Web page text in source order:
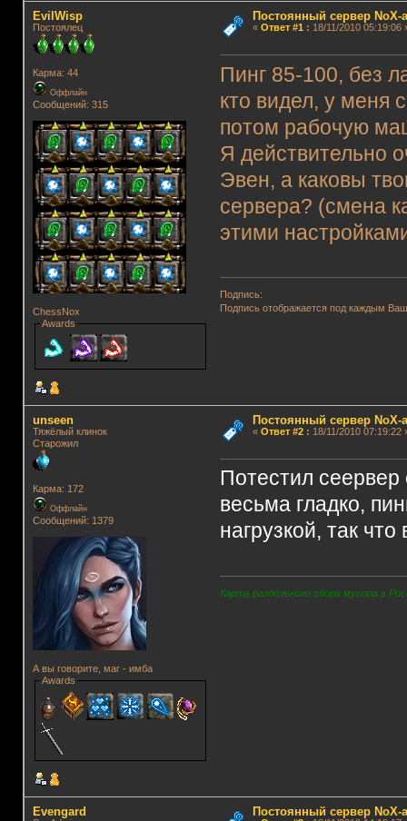
EvilWisp
Постоялец
Карма: 44
Оффлайн
Сообщений: 315
ChessNox
Awards
Постоянный сервер NoX-а
« Ответ #1 : 18/11/2010 05:19:06
Пинг 85-100, без
кто видел, у меня
потом рабочую
Я действительно
Эвен, а каковы
сервера? (смена
этими
Подпись:
Подпись отображается под каждым
unseen
Тяжёлый клинок
Старожил
Карма: 172
Оффлайн
Сообщений: 1379
А вы говорите, маг - имба
Awards
Постоянный сервер NoX-а
« Ответ #2: 18/11/2010 07:19:22
Потестил
весьма гладко,
нагрузкой, так
Карта раздельного сбора мусора в
Evengard Постоянный сервер NoX-а